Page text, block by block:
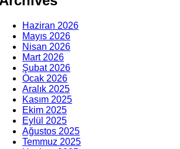
Haziran 2026
Mayıs 2026
Nisan 2026
Mart 2026
Şubat 2026
Ocak 2026
Aralık 2025
Kasım 2025
Ekim 2025
Eylül 2025
Ağustos 2025
Temmuz 2025